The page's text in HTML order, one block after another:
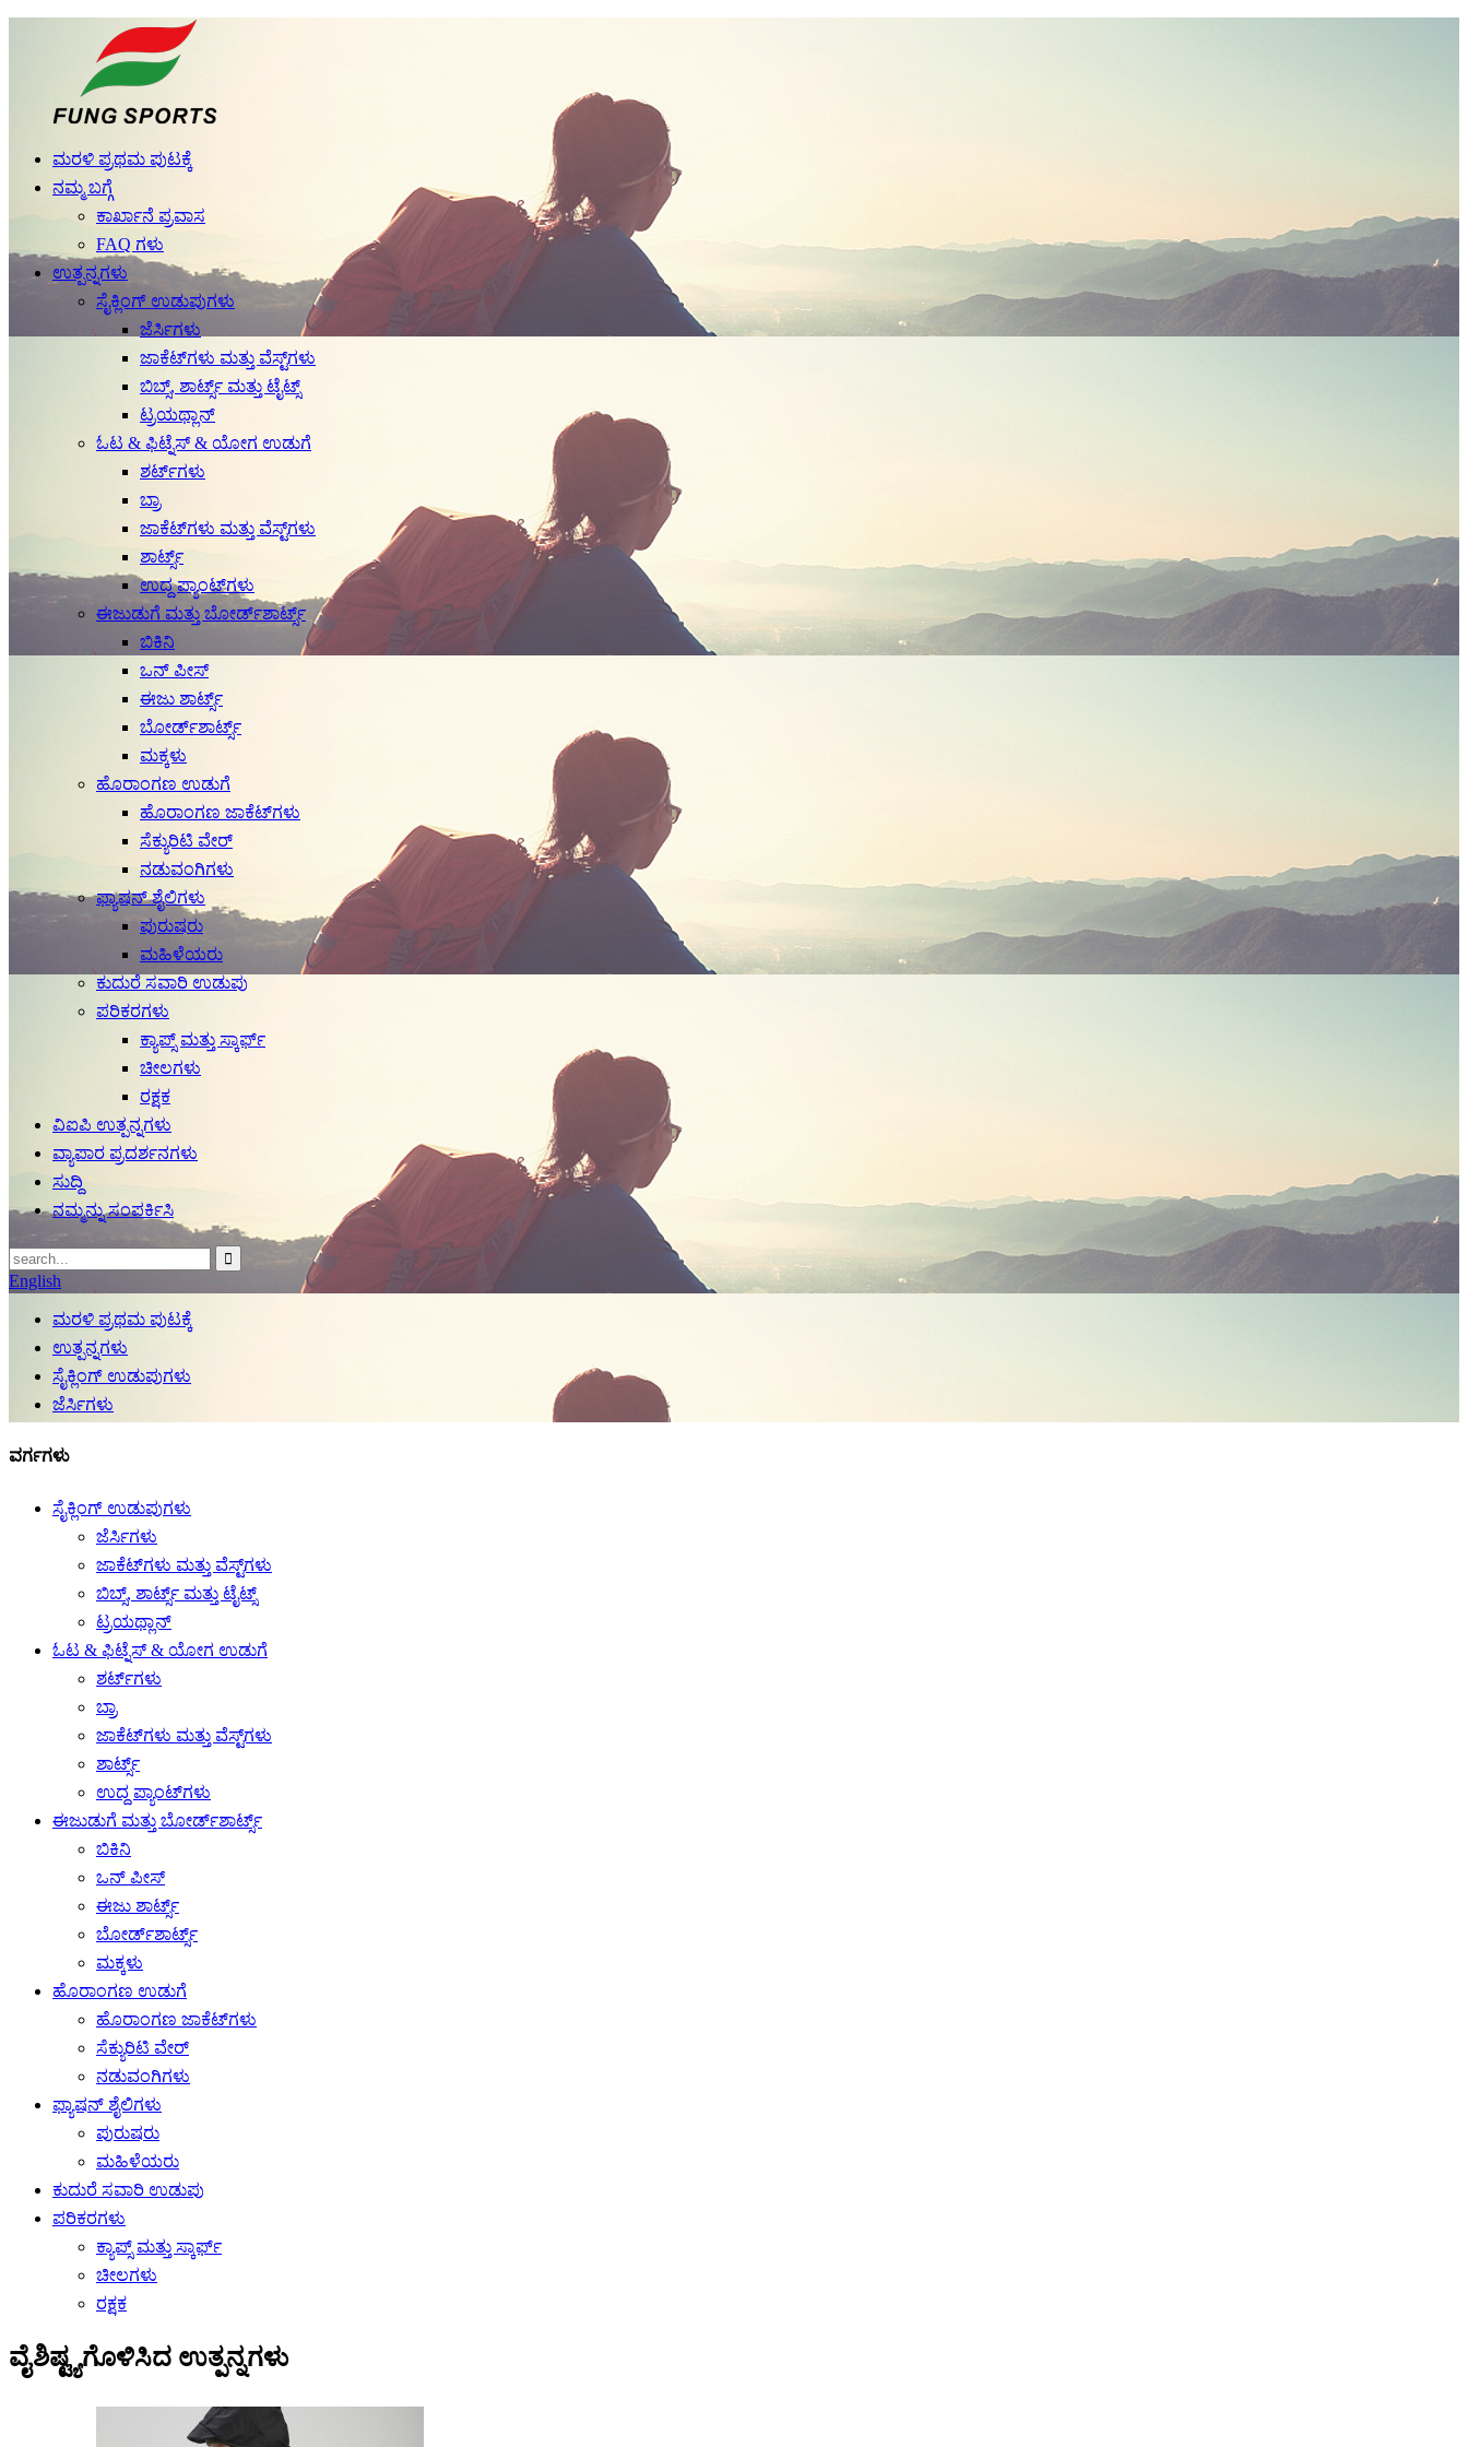
ಮರಳಿ ಪ್ರಥಮ ಪುಟಕ್ಕೆ
ನಮ್ಮ ಬಗ್ಗೆ
ಕಾರ್ಖಾನೆ ಪ್ರವಾಸ
FAQ ಗಳು
ಉತ್ಪನ್ನಗಳು
ಸೈಕ್ಲಿಂಗ್ ಉಡುಪುಗಳು
ಜೆರ್ಸಿಗಳು
ಜಾಕೆಟ್‌ಗಳು ಮತ್ತು ವೆಸ್ಟ್‌ಗಳು
ಬಿಬ್ಸ್, ಶಾರ್ಟ್ಸ್ ಮತ್ತು ಟೈಟ್ಸ್
ಟ್ರಯಥ್ಲಾನ್
ಓಟ & ಫಿಟ್ನೆಸ್ & ಯೋಗ ಉಡುಗೆ
ಶರ್ಟ್‌ಗಳು
ಬ್ರಾ
ಜಾಕೆಟ್‌ಗಳು ಮತ್ತು ವೆಸ್ಟ್‌ಗಳು
ಶಾರ್ಟ್ಸ್
ಉದ್ದ ಪ್ಯಾಂಟ್‌ಗಳು
ಈಜುಡುಗೆ ಮತ್ತು ಬೋರ್ಡ್‌ಶಾರ್ಟ್ಸ್
ಬಿಕಿನಿ
ಒನ್ ಪೀಸ್
ಈಜು ಶಾರ್ಟ್ಸ್
ಬೋರ್ಡ್‌ಶಾರ್ಟ್ಸ್
ಮಕ್ಕಳು
ಹೊರಾಂಗಣ ಉಡುಗೆ
ಹೊರಾಂಗಣ ಜಾಕೆಟ್‌ಗಳು
ಸೆಕ್ಯುರಿಟಿ ವೇರ್
ನಡುವಂಗಿಗಳು
ಫ್ಯಾಷನ್ ಶೈಲಿಗಳು
ಪುರುಷರು
ಮಹಿಳೆಯರು
ಕುದುರೆ ಸವಾರಿ ಉಡುಪು
ಪರಿಕರಗಳು
ಕ್ಯಾಪ್ಸ್ ಮತ್ತು ಸ್ಕಾರ್ಫ್
ಚೀಲಗಳು
ರಕ್ಷಕ
ವಿಐಪಿ ಉತ್ಪನ್ನಗಳು
ವ್ಯಾಪಾರ ಪ್ರದರ್ಶನಗಳು
ಸುದ್ದಿ
ನಮ್ಮನ್ನು ಸಂಪರ್ಕಿಸಿ
English
ಮರಳಿ ಪ್ರಥಮ ಪುಟಕ್ಕೆ
ಉತ್ಪನ್ನಗಳು
ಸೈಕ್ಲಿಂಗ್ ಉಡುಪುಗಳು
ಜೆರ್ಸಿಗಳು
ವರ್ಗಗಳು
ಸೈಕ್ಲಿಂಗ್ ಉಡುಪುಗಳು
ಜೆರ್ಸಿಗಳು
ಜಾಕೆಟ್‌ಗಳು ಮತ್ತು ವೆಸ್ಟ್‌ಗಳು
ಬಿಬ್ಸ್, ಶಾರ್ಟ್ಸ್ ಮತ್ತು ಟೈಟ್ಸ್
ಟ್ರಯಥ್ಲಾನ್
ಓಟ & ಫಿಟ್ನೆಸ್ & ಯೋಗ ಉಡುಗೆ
ಶರ್ಟ್‌ಗಳು
ಬ್ರಾ
ಜಾಕೆಟ್‌ಗಳು ಮತ್ತು ವೆಸ್ಟ್‌ಗಳು
ಶಾರ್ಟ್ಸ್
ಉದ್ದ ಪ್ಯಾಂಟ್‌ಗಳು
ಈಜುಡುಗೆ ಮತ್ತು ಬೋರ್ಡ್‌ಶಾರ್ಟ್ಸ್
ಬಿಕಿನಿ
ಒನ್ ಪೀಸ್
ಈಜು ಶಾರ್ಟ್ಸ್
ಬೋರ್ಡ್‌ಶಾರ್ಟ್ಸ್
ಮಕ್ಕಳು
ಹೊರಾಂಗಣ ಉಡುಗೆ
ಹೊರಾಂಗಣ ಜಾಕೆಟ್‌ಗಳು
ಸೆಕ್ಯುರಿಟಿ ವೇರ್
ನಡುವಂಗಿಗಳು
ಫ್ಯಾಷನ್ ಶೈಲಿಗಳು
ಪುರುಷರು
ಮಹಿಳೆಯರು
ಕುದುರೆ ಸವಾರಿ ಉಡುಪು
ಪರಿಕರಗಳು
ಕ್ಯಾಪ್ಸ್ ಮತ್ತು ಸ್ಕಾರ್ಫ್
ಚೀಲಗಳು
ರಕ್ಷಕ
ವೈಶಿಷ್ಟ್ಯಗೊಳಿಸಿದ ಉತ್ಪನ್ನಗಳು